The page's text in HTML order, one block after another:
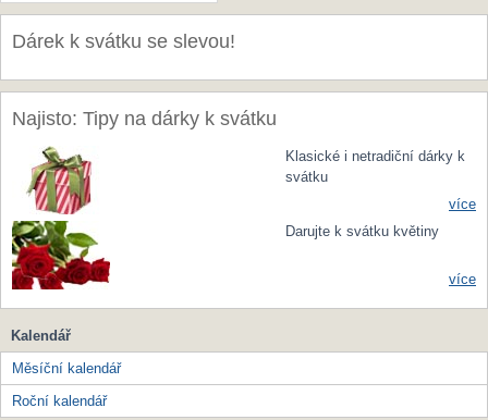
Dárek k svátku se slevou!
Najisto: Tipy na dárky k svátku
Klasické i netradiční dárky k
svátku
více
Darujte k svátku květiny
více
Kalendář
Měsíční kalendář
Roční kalendář